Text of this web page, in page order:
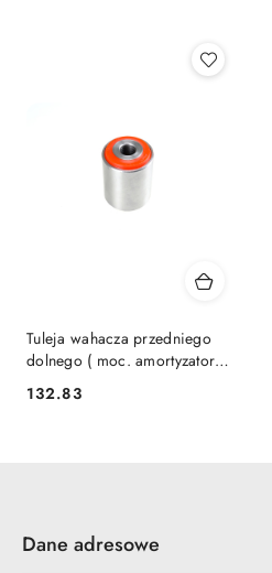
Tuleja wahacza przedniego
dolnego ( moc. amortyzatora )
MPBS : 29009109
Cena:
132.83
Dane adresowe